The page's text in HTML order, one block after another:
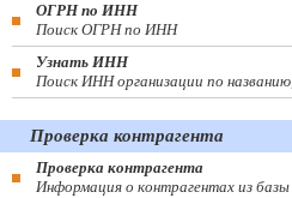
ОГРН по ИНН
Поиск ОГРН по ИНН
Узнать ИНН
Поиск ИНН организации по
Проверка контрагента
Проверка контрагента
Информация о контрагентах из